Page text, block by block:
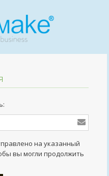
на указанный
вы могли продолжить